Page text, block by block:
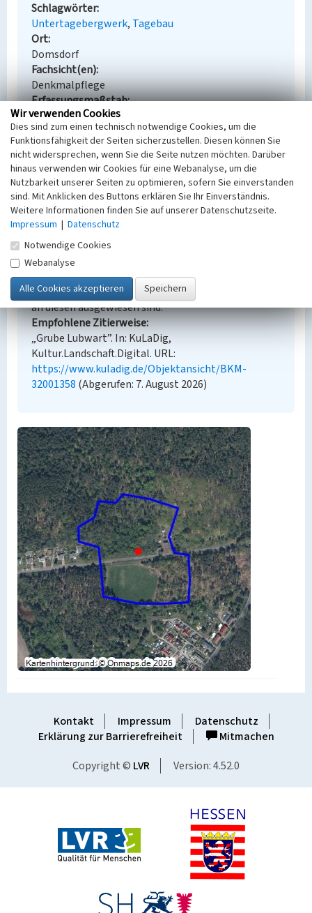
Schlagwörter
Untertagebergwerk Tagebau
Ort
Domsdorf
Fachsicht(en)
Denkmalpflege
Erfassungsmaßstab
Keine Angabe
Erfassungsmethode
Übernahme aus externer Fachdatenbank
Empfohlene Zitierweise
Urheberrechtlicher Hinweis
Der hier präsentierte Inhalt steht unter der freien
Lizenz dl-by-de/2.0 (Namensnennung). Die
angezeigten Medien unterliegen möglicherweise
zusätzlichen urheberrechtlichen Bedingungen, die
an diesen ausgewiesen sind.
Empfohlene Zitierweise
„Grube Lubwart”. In: KuLaDig,
Kultur.Landschaft.Digital. URL:
https://www.kuladig.de/Objektansicht/BKM-
32001358 (Abgerufen: 7. August 2026)
Kontakt Impressum
Datenschutz
Erklärung zur Barrierefreiheit
Mitmachen
Copyright © LVR Version: 4.52.0
Wir verwenden Cookies
Dies sind zum einen technisch notwendige Cookies, um die
Funktionsfähigkeit der Seiten sicherzustellen. Diesen können Sie
nicht widersprechen, wenn Sie die Seite nutzen möchten. Darüber
hinaus verwenden wir Cookies für eine Webanalyse, um die
Nutzbarkeit unserer Seiten zu optimieren, sofern Sie einverstanden
sind. Mit Anklicken des Buttons erklären Sie Ihr Einverständnis.
Weitere Informationen finden Sie auf unserer Datenschutzseite.
Impressum | Datenschutz
Notwendige Cookies
Webanalyse